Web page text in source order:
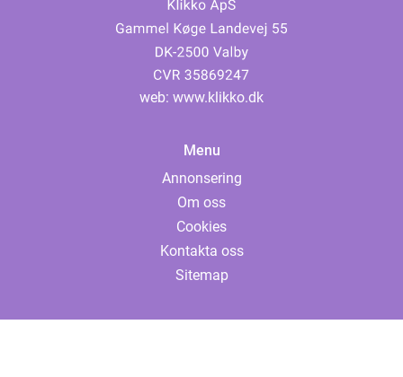
web: www.klikko.dk
Menu
Annonsering
Om oss
Cookies
Kontakta oss
Sitemap